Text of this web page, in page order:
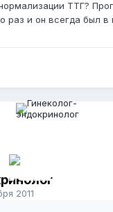
ТТГ?
раз и он всегда был в
2011